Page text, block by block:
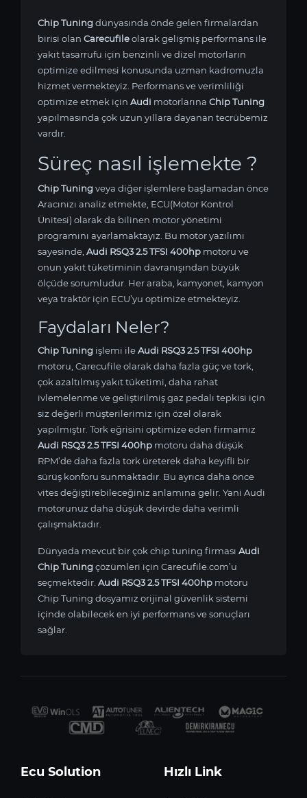
Chip Tuningdünyasında önde gelen firmalardan
birisi olan Carecufileolarak gelişmiş performans ile
yakıt tasarrufu için benzinli ve dizel motorların
optimize edilmesi konusunda uzman kadromuzla
hizmet vermekteyiz. Performans ve verimliliği
optimize etmek için Audi motorlarına Chip Tuning
yapılmasında çok uzun yıllara dayanan tecrübemiz
vardır.
Süreç nasıl işlemekte ?
Chip Tuningveya diğer işlemlere başlamadan önce
Aracınızı analiz etmekte, ECU(Motor Kontrol
Ünitesi) olarak da bilinen motor yönetimi
programını ayarlamaktayız. Bu motor yazılımı
sayesinde, Audi RSQ3 2.5 TFSI 400hp motoru ve
onun yakıt tüketiminin davranışından büyük
ölçüde sorumludur. Her araba, kamyonet, kamyon
veya traktör için ECU’yu optimize etmekteyiz.
Faydaları Neler?
Chip Tuning işlemi ileAudi RSQ3 2.5 TFSI 400hp
motoru, Carecufile olarak daha fazla güç ve tork,
çok azaltılmış yakıt tüketimi, daha rahat
ivlemelenme ve geliştirilmiş gaz pedalı tepkisi için
siz değerli müşterilerimiz için özel olarak
yapılmıştır. Tork eğrisini optimize eden firmamız
Audi RSQ3 2.5 TFSI 400hp motoru daha düşük
RPM’de daha fazla tork üreterek daha keyifli bir
sürüş konforu sunmaktadır. Bu ayrıca daha önce
vites değiştirebileceğiniz anlamına gelir. Yani Audi
motorunuz daha düşük devirde daha verimli
çalışmaktadır.
Dünyada mevcut bir çok chip tuning firması Audi
Chip Tuningçözümleri için Carecufile.com’u
seçmektedir. Audi RSQ3 2.5 TFSI 400hp motoru
Chip Tuning dosyamız orijinal güvenlik sistemi
içinde olabilecek en iyi performans ve sonuçları
sağlar.
Ecu Solution Hızlı Link